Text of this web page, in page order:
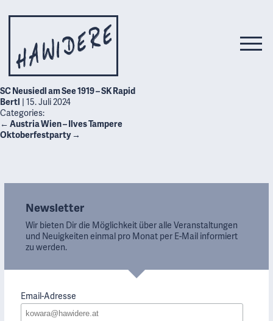
SC Neusiedl am See 1919 – SK Rapid
Bertl | 15. Juli 2024
Categories:
← Austria Wien – Ilves Tampere
Oktoberfestparty→
Newsletter
Wir bieten Dir die Möglichkeit über alle Veranstaltungen
und Neuigkeiten einmal pro Monat per E-Mail informiert
zu werden.
Email-Adresse